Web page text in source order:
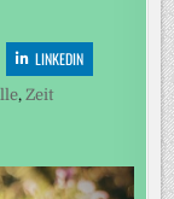
LINKEDIN
, Zeit